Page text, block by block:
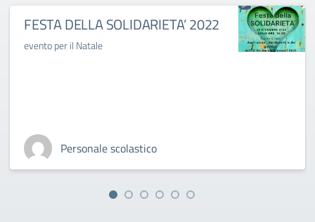
FESTA DELLA SOLIDARIETA’ 2022
evento per il Natale
Personale scolastico